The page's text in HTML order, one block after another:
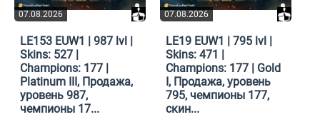
07.08.2026
LE153 EUW1 | 987 lvl |
Skins: 527 |
Champions: 177 |
Platinum III, Продажа,
уровень 987,
чемпионы 17...
07.08.2026
LE19 EUW1 | 795 lvl |
Skins: 471 |
Champions: 177 | Gold
I, Продажа, уровень
795, чемпионы 177,
скин...